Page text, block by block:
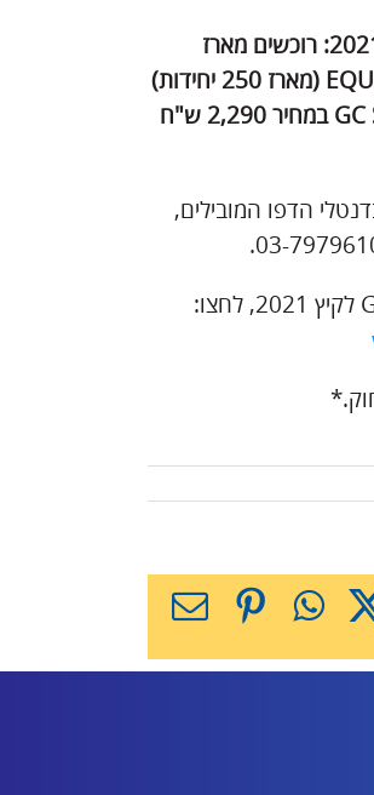
עכשיו במבצע חם לקיץ 2021: רוכשים מארז
(מארז 250 יחידות)
במחיר 2,290 ש"ח
הדפו המובילים,
X
WhatsApp
Pinterest
כתובת
אלקטרוני